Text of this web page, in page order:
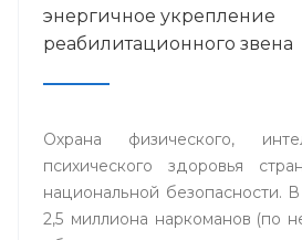
энергичное укрепление
реабилитационного звена
Охрана физического,
психического здоровья
национальной безопасности.
2,5 миллиона наркоманов (по